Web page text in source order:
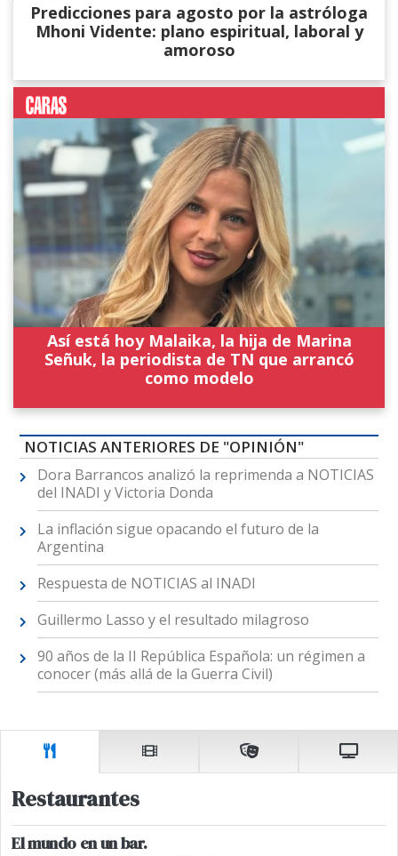
Predicciones para agosto por la astróloga
Mhoni Vidente: plano espiritual, laboral y
amoroso
Así está hoy Malaika, la hija de Marina
Señuk, la periodista de TN que arrancó
como modelo
NOTICIAS ANTERIORES DE "OPINIÓN"
Dora Barrancos analizó la reprimenda a NOTICIAS
del INADI y Victoria Donda
La inflación sigue opacando el futuro de la
Argentina
Respuesta de NOTICIAS al INADI
Guillermo Lasso y el resultado milagroso
90 años de la II República Española: un régimen a
conocer (más allá de la Guerra Civil)
Restaurantes
El mundo en un bar.